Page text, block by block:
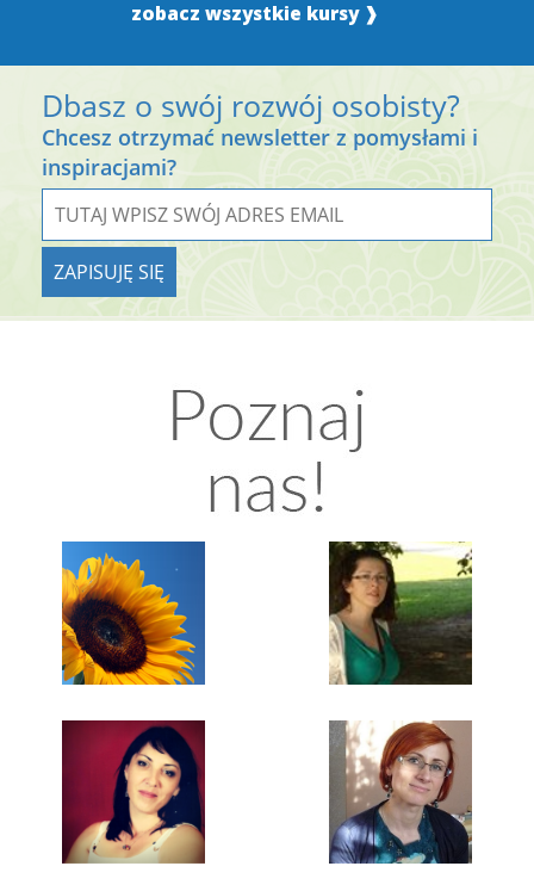
zobacz wszystkie kursy ❱
Dbasz o swój rozwój osobisty?
Chcesz otrzymać newsletter z pomysłami i
inspiracjami?
Stress Free Joanna Wilgucka-Drymajło
Barbara Krawczyk Aneta Strelau